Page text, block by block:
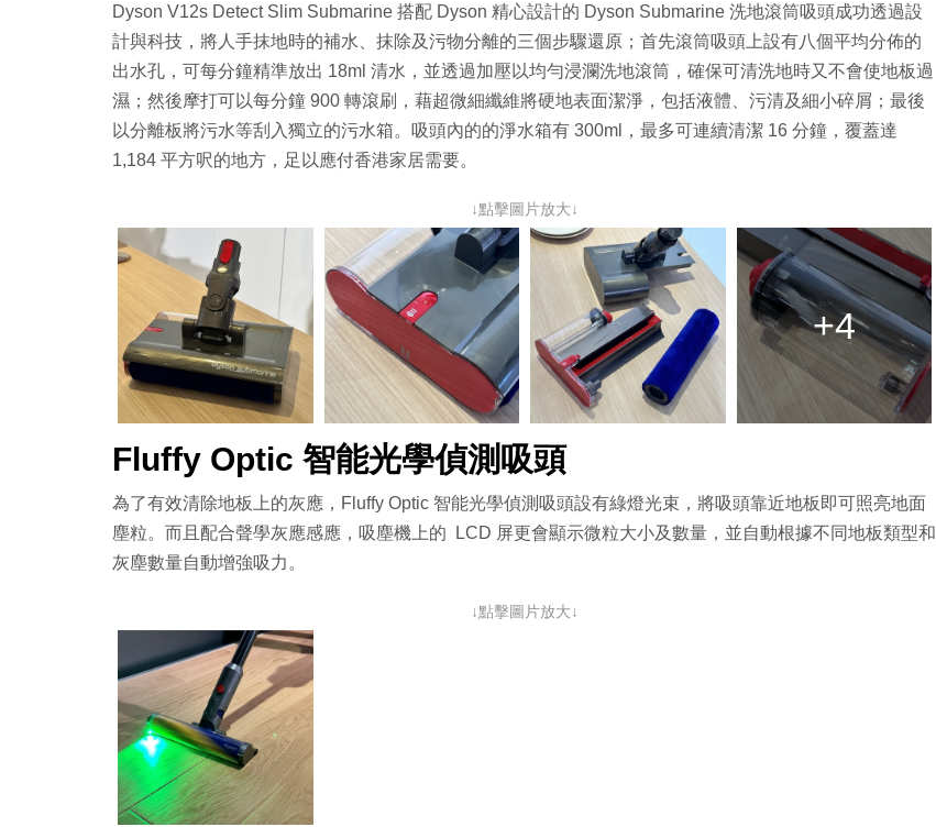
Dyson V12s Detect Slim Submarine 搭配 Dyson 精心設計的 Dyson Submarine 洗地滾筒吸頭成功透過設
計與科技，將人手抹地時的補水、抹除及污物分離的三個步驟還原；首先滾筒吸頭上設有八個平均分佈的
出水孔，可每分鐘精準放出 18ml 清水，並透過加壓以均勻浸瀾洗地滾筒，確保可清洗地時又不會使地板過
濕；然後摩打可以每分鐘 900 轉滾刷，藉超微細纖維將硬地表面潔淨，包括液體、污清及細小碎屑；最後
以分離板將污水等刮入獨立的污水箱。吸頭內的的淨水箱有 300ml，最多可連續清潔 16 分鐘，覆蓋達
1,184 平方呎的地方，足以應付香港家居需要。
↓點擊圖片放大↓
+4
Fluffy Optic 智能光學偵測吸頭
為了有效清除地板上的灰應，Fluffy Optic 智能光學偵測吸頭設有綠燈光束，將吸頭靠近地板即可照亮地面
塵粒。而且配合聲學灰應感應，吸塵機上的 LCD 屏更會顯示微粒大小及數量，並自動根據不同地板類型和
灰塵數量自動增強吸力。
↓點擊圖片放大↓